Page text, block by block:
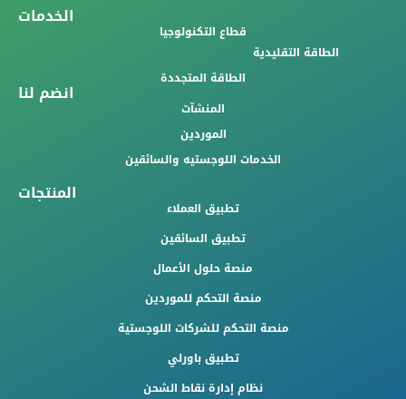
الخدمات
قطاع التكنولوجيا
الطاقة التقليدية
الطاقة المتجددة
انضم لنا
المنشآت
الموردين
الخدمات اللوجستيه والسائقين
المنتجات
تطبيق العملاء
تطبيق السائقين
منصة حلول الأعمال
منصة التحكم للموردين
منصة التحكم للشركات اللوجستية
تطبيق باورلي
نظام إدارة نقاط الشحن